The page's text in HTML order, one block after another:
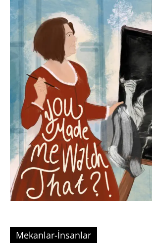
Mekanlar-İnsanlar